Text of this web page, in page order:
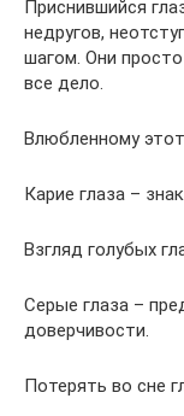
Приснившийся
недругов,
шагом. Они
все дело.
Влюбленному
Карие глаза –
Взгляд голубых
Серые глаза –
доверчивости.
Потерять во сне